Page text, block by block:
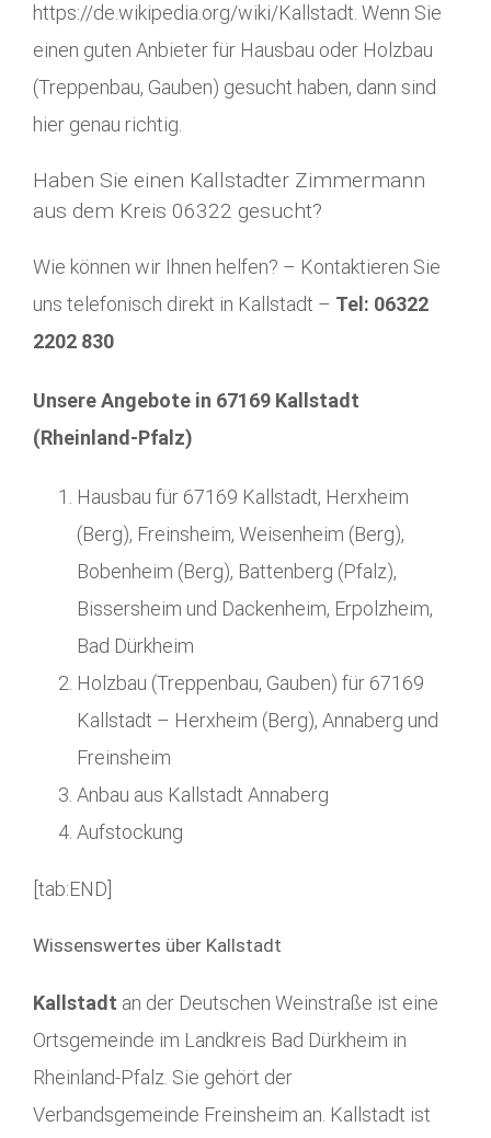
https://de.wikipedia.org/wiki/Kallstadt. Wenn Sie
einen guten Anbieter für Hausbau oder Holzbau
(Treppenbau, Gauben) gesucht haben, dann sind
hier genau richtig.
Haben Sie einen Kallstadter Zimmermann
aus dem Kreis 06322 gesucht?
Wie können wir Ihnen helfen? – Kontaktieren Sie
uns telefonisch direkt in Kallstadt – Tel: 06322
2202 830
Unsere Angebote in 67169 Kallstadt
(Rheinland-Pfalz)
Hausbau für 67169 Kallstadt, Herxheim
(Berg), Freinsheim, Weisenheim (Berg),
Bobenheim (Berg), Battenberg (Pfalz),
Bissersheim und Dackenheim, Erpolzheim,
Bad Dürkheim
Holzbau (Treppenbau, Gauben) für 67169
Kallstadt – Herxheim (Berg), Annaberg und
Freinsheim
Anbau aus Kallstadt Annaberg
Aufstockung
[tab:END]
Wissenswertes über Kallstadt
Kallstadt an der Deutschen Weinstraße ist eine
Ortsgemeinde im Landkreis Bad Dürkheim in
Rheinland-Pfalz. Sie gehört der
Verbandsgemeinde Freinsheim an. Kallstadt ist